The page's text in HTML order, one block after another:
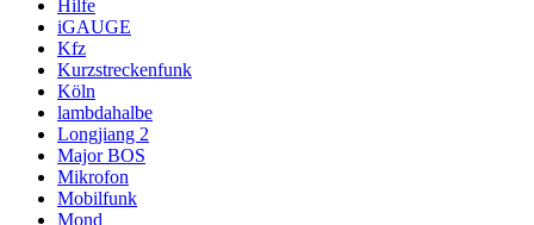
Hilfe
iGAUGE
Kfz
Kurzstreckenfunk
Köln
lambdahalbe
Longjiang 2
Major BOS
Mikrofon
Mobilfunk
Mond